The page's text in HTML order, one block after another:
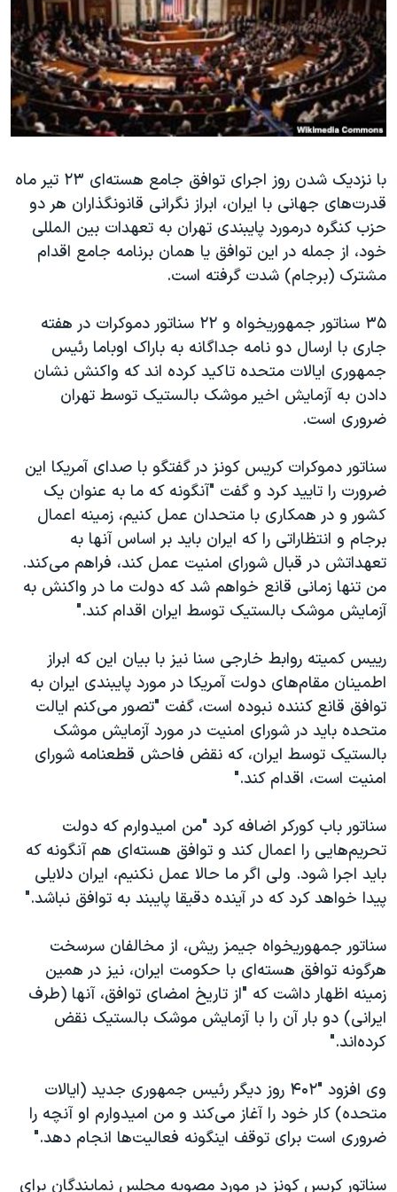
فرهنگ و زندگی
حقوق شهروندی
اقتصادی
علم و فناوری
گالری عکس
آرشیو پخش زنده
مستندها
انتخابات ریاست جمهوری آمریکا ۲۰۲۴
حمله جمهوری اسلامی به اسرائیل
رمز مهسا
اعتراضات زن، زندگی، آزادی
مجموعه مستندهای دادخواهی
تریبونال مردمی آبان ۹۸
دادگاه حمید نوری
قانون شفافیت دارائی کادر رهبری ایران
اعتراضات مردمی آبان ۹۸
اسرائیل در جنگ
نرگس محمدی برنده جایزه نوبل صلح
همایش محافظه‌کاران آمریکا «سی‌پک»
صفحه‌های ویژه
سفر پرزیدنت ترامپ به چین
دنبال کنید
زبانهای مختلف
با نزدیک شدن روز اجرای توافق جامع هسته‌ای ۲۳ تیر ماه
قدرت‌های جهانی با ایران، ابراز نگرانی قانونگذاران هر دو
حزب کنگره درمورد پایبندی تهران به تعهدات بین المللی
خود، از جمله در این توافق یا همان برنامه جامع اقدام
مشترک (برجام) شدت گرفته است.
۳۵ سناتور جمهوریخواه و ۲۲ سناتور دموکرات در هفته
جاری با ارسال دو نامه جداگانه به باراک اوباما رئیس
جمهوری ایالات متحده تاکید کرده اند که واکنش نشان
دادن به آزمایش اخیر موشک بالستیک توسط تهران
ضروری است.
سناتور دموکرات کریس کونز در گفتگو با صدای آمریکا این
ضرورت را تایید کرد و گفت "آنگونه که ما به عنوان یک
کشور و در همکاری با متحدان عمل کنیم، زمینه اعمال
برجام و انتظاراتی را که ایران باید بر اساس آنها به
تعهداتش در قبال شورای امنیت عمل کند، فراهم می‌کند.
من تنها زمانی قانع خواهم شد که دولت ما در واکنش به
آزمایش موشک بالستیک توسط ایران اقدام کند."
رییس کمیته روابط خارجی سنا نیز با بیان این که ابراز
اطمینان مقام‌های دولت آمریکا در مورد پایبندی ایران به
توافق قانع کننده نبوده است، گفت "تصور می‌کنم ایالت
متحده باید در شورای امنیت در مورد آزمایش موشک
بالستیک توسط ایران، که نقض فاحش قطعنامه شورای
امنیت است، اقدام کند."
سناتور باب کورکر اضافه کرد "من امیدوارم که دولت
تحریم‌هایی را اعمال کند و توافق هسته‌ای هم آنگونه که
باید اجرا شود. ولی اگر ما حالا عمل نکنیم، ایران دلایلی
پیدا خواهد کرد که در آینده دقیقا پایبند به توافق نباشد."
سناتور جمهوریخواه جیمز ریش، از مخالفان سرسخت
هرگونه توافق هسته‌ای با حکومت ایران، نیز در همین
زمینه اظهار داشت که "از تاریخ امضای توافق، آنها (طرف
ایرانی) دو بار آن را با آزمایش موشک بالستیک نقض
کرده‌اند."
وی افزود "۴۰۲ روز دیگر رئیس جمهوری جدید (ایالات
متحده) کار خود را آغاز می‌کند و من امیدوارم او آنچه را
ضروری است برای توقف اینگونه فعالیت‌ها انجام دهد."
سناتور کریس کونز در مورد مصوبه مجلس نمایندگان برای